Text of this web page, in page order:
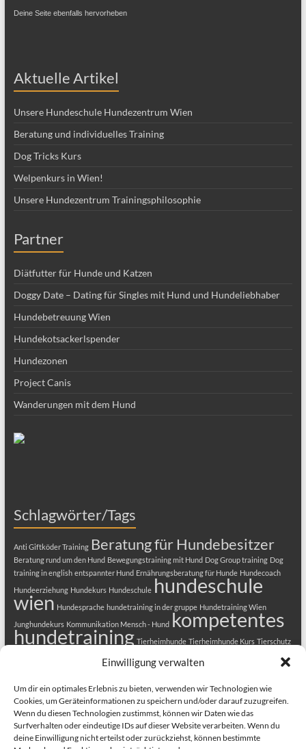
Einwilligung verwalten
Um dir ein optimales Erlebnis zu bieten, verwenden wir Technologien wie
Cookies, um Geräteinformationen zu speichern und/oder darauf zuzugreifen.
Wenn du diesen Technologien zustimmst, können wir Daten wie das
Surfverhalten oder eindeutige IDs auf dieser Website verarbeiten. Wenn du
deine Einwilligung nicht erteilst oder zurückziehst, können bestimmte
Deine Seite ebenfalls hervorheben
Aktuelle Artikel
Unsere Hundeschule Hundezentrum Wien
Beratung und individuelles Training
Dog Tricks Kurs
Welpenkurs in Wien!
Unsere Hundezentrum Trainingsphilosophie
Partner
Diätfutter für Hunde und Katzen
Doggy Date – Dating für Singles mit Hund und Hundeliebhaber
Hundebetreuung Wien
Hundekotsackerlspender
Hundezonen
Project Canis
Wanderungen mit dem Hund
Schlagwörter/Tags
Anti Giftköder Training Beratung für Hundebesitzer
Beratung rund um den Hund Bewegungstraining mit Hund Dog Group training Dog
training in english entspannter Hund Ernährungsberatung für Hunde Hundecoach
Hundeerziehung Hundekurs Hundeschule hundeschule
wien Hundesprache hundetraining in der gruppe Hundetraining Wien
Junghundekurs Kommunikation Mensch - Hund kompetentes
hundetraining Tierheimhunde Tierheimhunde Kurs Tierschutz
Welpenkurs in Wien
Welpenschule Welpentraining